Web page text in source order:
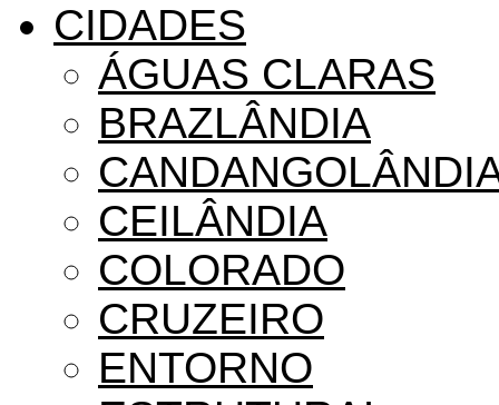
CIDADES
ÁGUAS CLARAS
BRAZLÂNDIA
CEILÂNDIA
COLORADO
CRUZEIRO
ENTORNO